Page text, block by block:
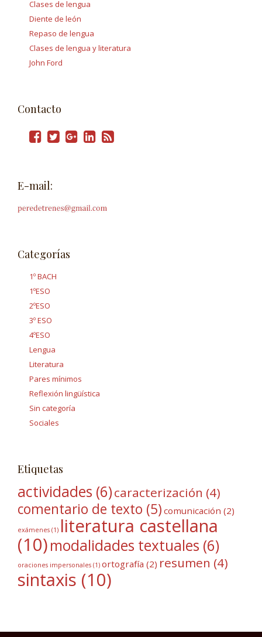
Clases de lengua
Diente de león
Repaso de lengua
Clases de lengua y literatura
John Ford
Contacto
E-mail:
Categorías
1º BACH
1ºESO
2ºESO
3º ESO
4ºESO
Lengua
Literatura
Pares mínimos
Reflexión lingüística
Sin categoría
Sociales
Etiquetas
actividades (6)caracterización (4)
comentario de texto (5) comunicación (2)
exámenes (1) literatura castellana
(10)modalidades textuales (6)
oraciones impersonales (1) ortografía (2) resumen (4)
sintaxis (10)